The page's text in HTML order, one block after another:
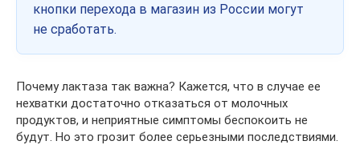
кнопки перехода в магазин из России могут
не сработать.
Почему лактаза так важна? Кажется, что в случае ее
нехватки достаточно отказаться от молочных
продуктов, и неприятные симптомы беспокоить не
будут. Но это грозит более серьезными последствиями.